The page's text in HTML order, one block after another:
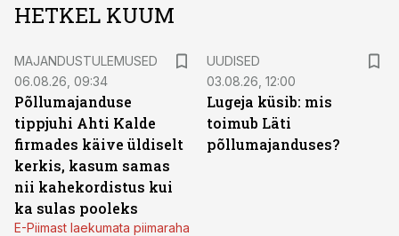
HETKEL KUUM
MAJANDUSTULEMUSED
06.08.26, 09:34
Põllumajanduse
tippjuhi Ahti Kalde
firmades käive üldiselt
kerkis, kasum samas
nii kahekordistus kui
ka sulas pooleks
E-Piimast laekumata piimaraha
UUDISED
03.08.26, 12:00
Lugeja küsib: mis
toimub Läti
põllumajanduses?